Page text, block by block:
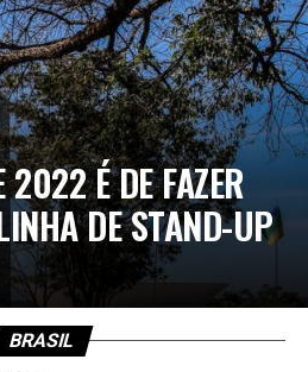
2022 É DE FAZER
DE STAND-UP
BRASIL